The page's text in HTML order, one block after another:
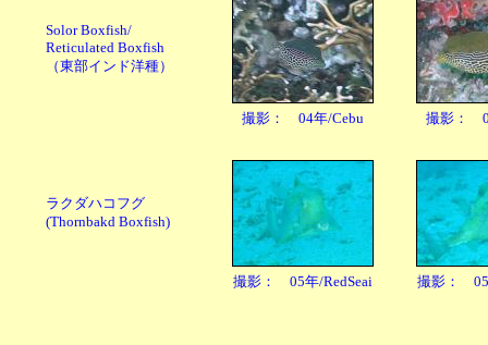
Solor Boxfish/
Reticulated Boxfish
（東部インド洋種）
撮影： 04年/Cebu 撮影：
ラクダハコフグ
(Thornbakd Boxfish)
撮影： 05年/RedSeai 撮影： 05